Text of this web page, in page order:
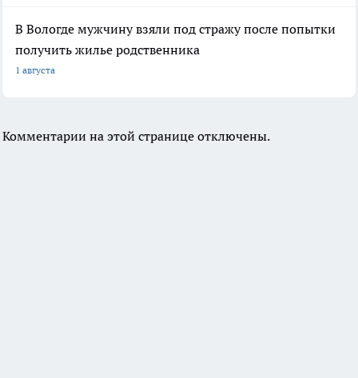
В Вологде мужчину взяли под стражу после попытки
получить жилье родственника
1 августа
Комментарии на этой странице отключены.